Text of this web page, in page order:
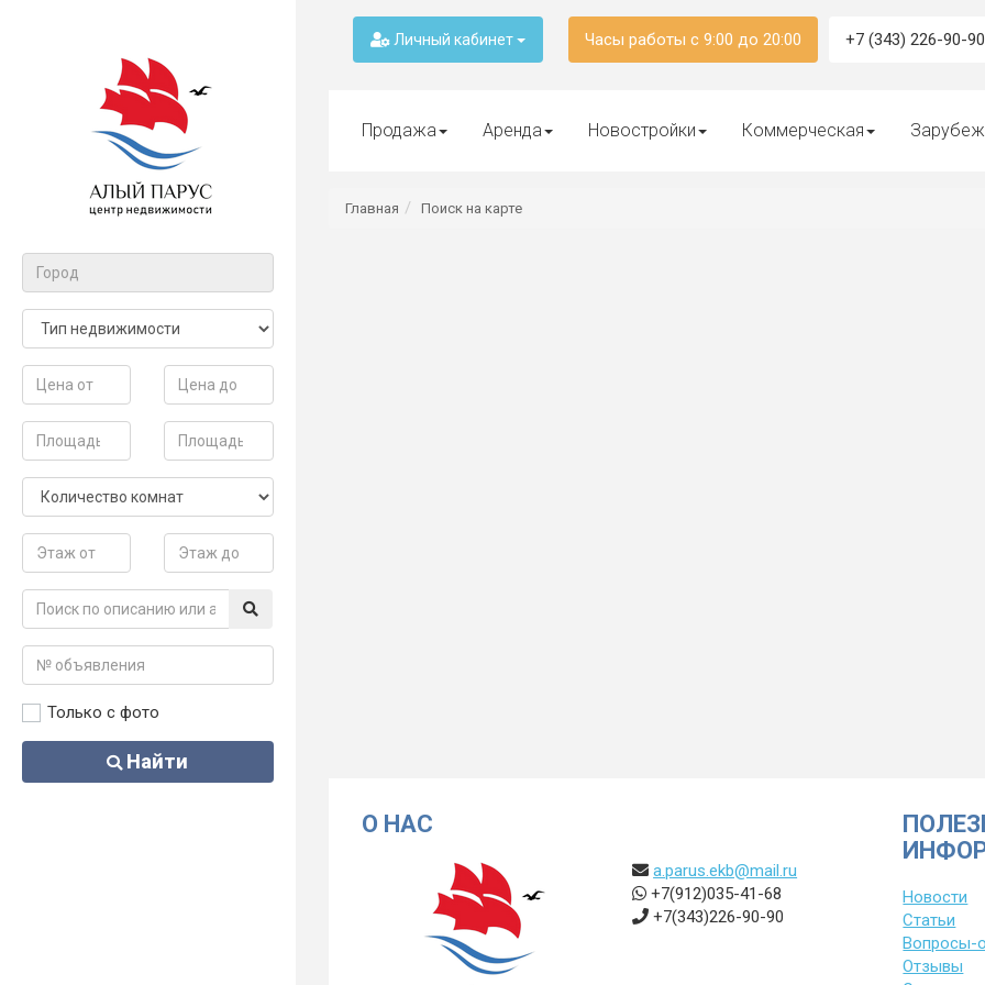
Только с фото
Найти
Личный кабинет Часы работы с 9:00 до 20:00 +7 (343) 226-90-90
Продажа Аренда Новостройки Коммерческая
Главная Поиск на карте
О НАС
a.parus.ekb@mail.ru
+7(912)035-41-68
+7(343)226-90-90
Новости
Статьи
Вопросы-
Отзывы